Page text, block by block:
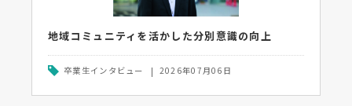
地域コミュニティを活かした分別意識の向上
卒業生インタビュー 2026年07月06日